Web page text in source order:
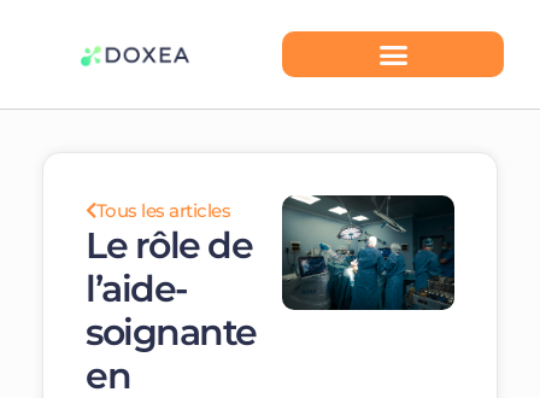
Tous les articles
Le rôle de
l’aide-
soignante
en